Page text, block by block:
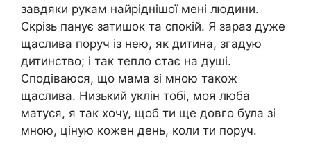
завдяки рукам найріднішої мені людини.
Скрізь панує затишок та спокій. Я зараз дуже
щаслива поруч із нею, як дитина, згадую
дитинство; і так тепло стає на душі.
Сподіваюся, що мама зі мною також
щаслива. Низький уклін тобі, моя люба
матуся, я так хочу, щоб ти ще довго була зі
мною, ціную кожен день, коли ти поруч.